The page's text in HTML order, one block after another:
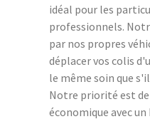
idéal pour les
professionnels.
par nos propres
déplacer vos colis
le même soin que
Notre priorité est de
économique avec